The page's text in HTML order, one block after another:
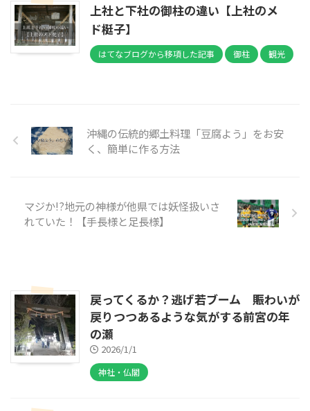
上社と下社の御柱の違い【上社のメ
ド梃子】
はてなブログから移項した記事 御柱 観光
沖縄の伝統的郷土料理「豆腐よう」をお安
く、簡単に作る方法
マジか!?地元の神様が他県では妖怪扱いさ
れていた！【手長様と足長様】
戻ってくるか？逃げ若ブーム 賑わいが
戻りつつあるような気がする前宮の年
の瀬
2026/1/1
神社・仏閣